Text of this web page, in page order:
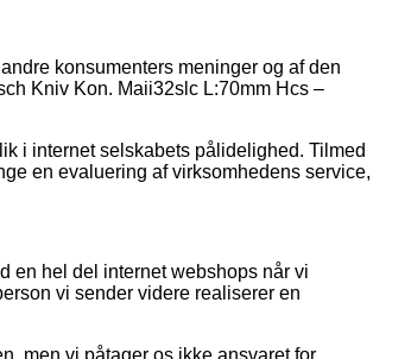
konsumenters meninger og af den
Kniv Kon. Maii32slc L:70mm Hcs –
i internet selskabets pålidelighed. Tilmed
en evaluering af virksomhedens service,
en hel del internet webshops når vi
vi sender videre realiserer en
men vi påtager os ikke ansvaret for